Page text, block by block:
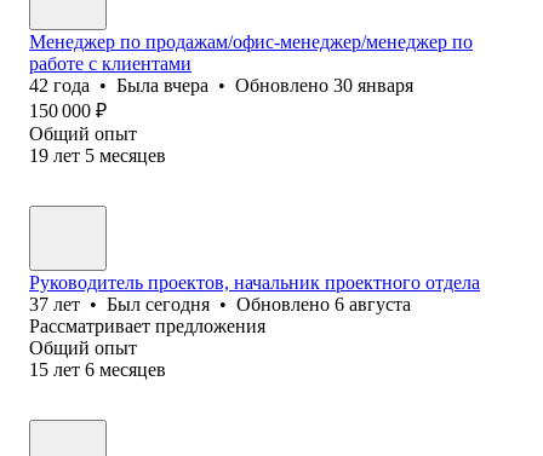
Менеджер по продажам/офис-менеджер/менеджер по
работе с клиентами
42 года • Была вчера • Обновлено 30 января
150 000 ₽
Общий опыт
19 лет 5 месяцев
Руководитель проектов, начальник проектного отдела
37 лет • Был сегодня • Обновлено 6 августа
Рассматривает предложения
Общий опыт
15 лет 6 месяцев